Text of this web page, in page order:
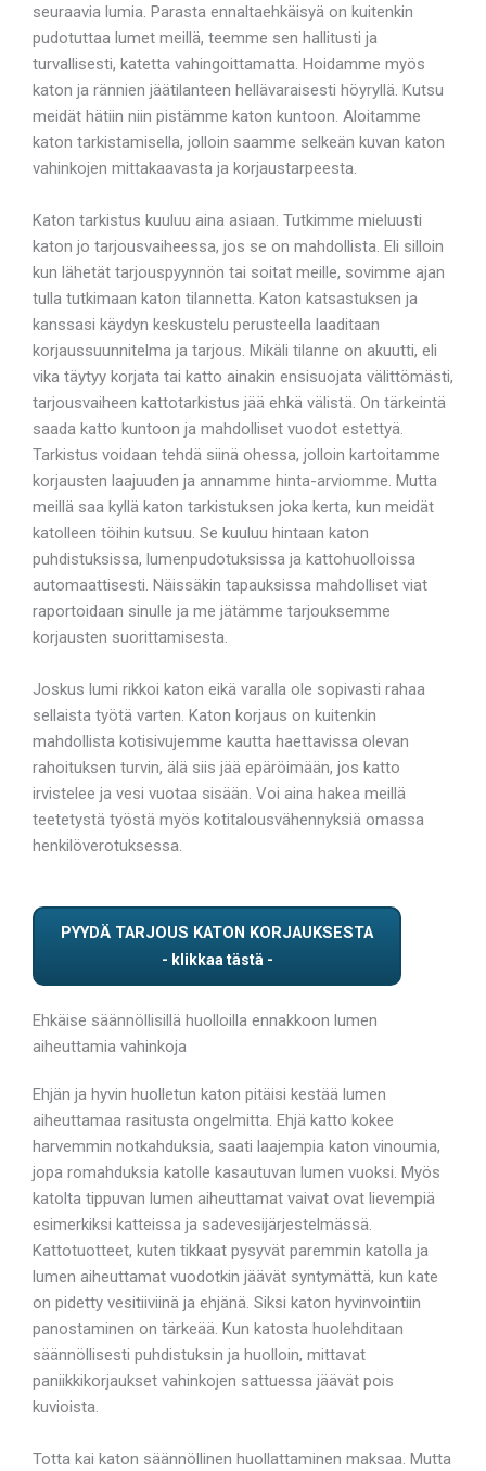
seuraavia lumia. Parasta ennaltaehkäisyä on kuitenkin
pudotuttaa lumet meillä, teemme sen hallitusti ja
turvallisesti, katetta vahingoittamatta. Hoidamme myös
katon ja rännien jäätilanteen hellävaraisesti höyryllä. Kutsu
meidät hätiin niin pistämme katon kuntoon. Aloitamme
katon tarkistamisella, jolloin saamme selkeän kuvan katon
vahinkojen mittakaavasta ja korjaustarpeesta.
Katon tarkistus kuuluu aina asiaan. Tutkimme mieluusti
katon jo tarjousvaiheessa, jos se on mahdollista. Eli silloin
kun lähetät tarjouspyynnön tai soitat meille, sovimme ajan
tulla tutkimaan katon tilannetta. Katon katsastuksen ja
kanssasi käydyn keskustelu perusteella laaditaan
korjaussuunnitelma ja tarjous. Mikäli tilanne on akuutti, eli
vika täytyy korjata tai katto ainakin ensisuojata välittömästi,
tarjousvaiheen kattotarkistus jää ehkä välistä. On tärkeintä
saada katto kuntoon ja mahdolliset vuodot estettyä.
Tarkistus voidaan tehdä siinä ohessa, jolloin kartoitamme
korjausten laajuuden ja annamme hinta-arviomme. Mutta
meillä saa kyllä katon tarkistuksen joka kerta, kun meidät
katolleen töihin kutsuu. Se kuuluu hintaan katon
puhdistuksissa, lumenpudotuksissa ja kattohuolloissa
automaattisesti. Näissäkin tapauksissa mahdolliset viat
raportoidaan sinulle ja me jätämme tarjouksemme
korjausten suorittamisesta.
Joskus lumi rikkoi katon eikä varalla ole sopivasti rahaa
sellaista työtä varten. Katon korjaus on kuitenkin
mahdollista kotisivujemme kautta haettavissa olevan
rahoituksen turvin, älä siis jää epäröimään, jos katto
irvistelee ja vesi vuotaa sisään. Voi aina hakea meillä
teetetystä työstä myös kotitalousvähennyksiä omassa
henkilöverotuksessa.
PYYDÄ TARJOUS KATON KORJAUKSESTA
Ehkäise säännöllisillä huolloilla ennakkoon lumen
aiheuttamia vahinkoja
Ehjän ja hyvin huolletun katon pitäisi kestää lumen
aiheuttamaa rasitusta ongelmitta. Ehjä katto kokee
harvemmin notkahduksia, saati laajempia katon vinoumia,
jopa romahduksia katolle kasautuvan lumen vuoksi. Myös
katolta tippuvan lumen aiheuttamat vaivat ovat lievempiä
esimerkiksi katteissa ja sadevesijärjestelmässä.
Kattotuotteet, kuten tikkaat pysyvät paremmin katolla ja
lumen aiheuttamat vuodotkin jäävät syntymättä, kun kate
on pidetty vesitiiviinä ja ehjänä. Siksi katon hyvinvointiin
panostaminen on tärkeää. Kun katosta huolehditaan
säännöllisesti puhdistuksin ja huolloin, mittavat
paniikkikorjaukset vahinkojen sattuessa jäävät pois
kuvioista.
Totta kai katon säännöllinen huollattaminen maksaa. Mutta